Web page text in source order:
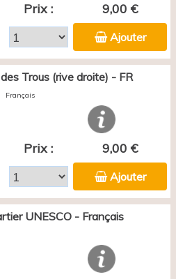
Prix : 9,00 €
Ajouter
Trous (rive droite) - FR
Français
Prix : 9,00 €
Ajouter
UNESCO - Français